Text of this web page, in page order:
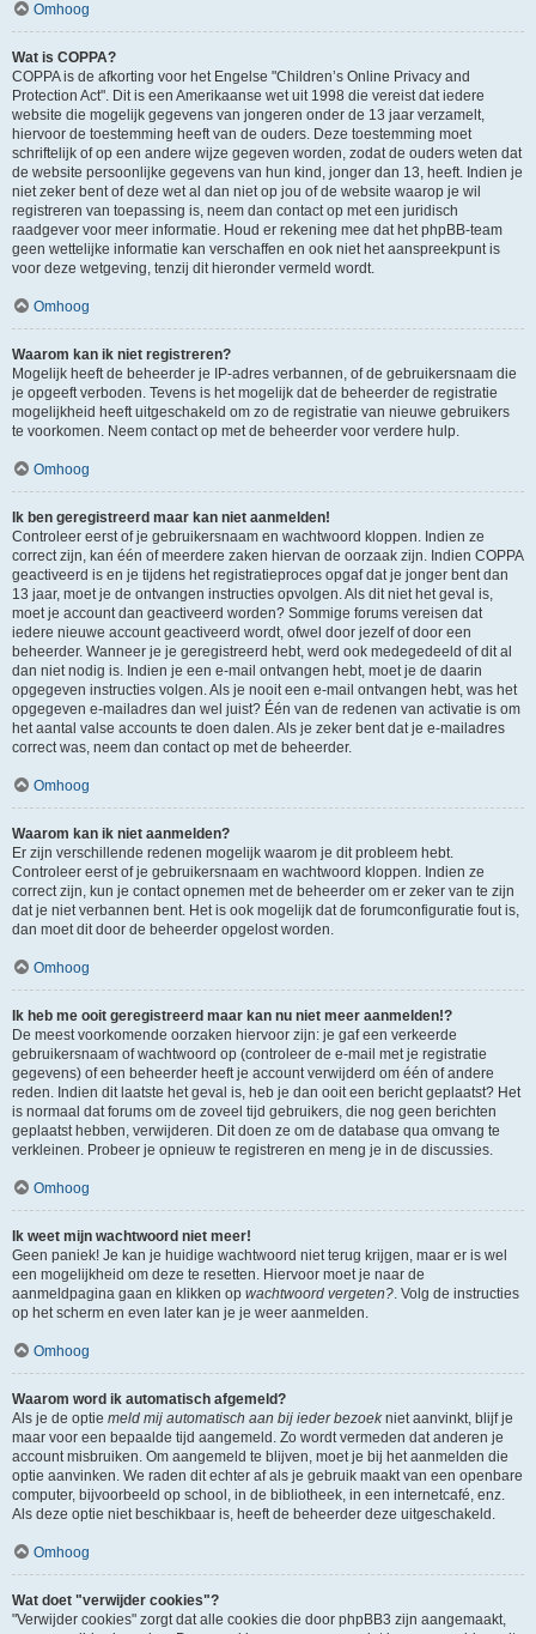
Omhoog
Wat is COPPA?
COPPA is de afkorting voor het Engelse "Children’s Online Privacy and
Protection Act". Dit is een Amerikaanse wet uit 1998 die vereist dat iedere
website die mogelijk gegevens van jongeren onder de 13 jaar verzamelt,
hiervoor de toestemming heeft van de ouders. Deze toestemming moet
schriftelijk of op een andere wijze gegeven worden, zodat de ouders weten dat
de website persoonlijke gegevens van hun kind, jonger dan 13, heeft. Indien je
niet zeker bent of deze wet al dan niet op jou of de website waarop je wil
registreren van toepassing is, neem dan contact op met een juridisch
raadgever voor meer informatie. Houd er rekening mee dat het phpBB-team
geen wettelijke informatie kan verschaffen en ook niet het aanspreekpunt is
voor deze wetgeving, tenzij dit hieronder vermeld wordt.
Omhoog
Waarom kan ik niet registreren?
Mogelijk heeft de beheerder je IP-adres verbannen, of de gebruikersnaam die
je opgeeft verboden. Tevens is het mogelijk dat de beheerder de registratie
mogelijkheid heeft uitgeschakeld om zo de registratie van nieuwe gebruikers
te voorkomen. Neem contact op met de beheerder voor verdere hulp.
Omhoog
Ik ben geregistreerd maar kan niet aanmelden!
Controleer eerst of je gebruikersnaam en wachtwoord kloppen. Indien ze
correct zijn, kan één of meerdere zaken hiervan de oorzaak zijn. Indien COPPA
geactiveerd is en je tijdens het registratieproces opgaf dat je jonger bent dan
13 jaar, moet je de ontvangen instructies opvolgen. Als dit niet het geval is,
moet je account dan geactiveerd worden? Sommige forums vereisen dat
iedere nieuwe account geactiveerd wordt, ofwel door jezelf of door een
beheerder. Wanneer je je geregistreerd hebt, werd ook medegedeeld of dit al
dan niet nodig is. Indien je een e-mail ontvangen hebt, moet je de daarin
opgegeven instructies volgen. Als je nooit een e-mail ontvangen hebt, was het
opgegeven e-mailadres dan wel juist? Één van de redenen van activatie is om
het aantal valse accounts te doen dalen. Als je zeker bent dat je e-mailadres
correct was, neem dan contact op met de beheerder.
Omhoog
Waarom kan ik niet aanmelden?
Er zijn verschillende redenen mogelijk waarom je dit probleem hebt.
Controleer eerst of je gebruikersnaam en wachtwoord kloppen. Indien ze
correct zijn, kun je contact opnemen met de beheerder om er zeker van te zijn
dat je niet verbannen bent. Het is ook mogelijk dat de forumconfiguratie fout is,
dan moet dit door de beheerder opgelost worden.
Omhoog
Ik heb me ooit geregistreerd maar kan nu niet meer aanmelden!?
De meest voorkomende oorzaken hiervoor zijn: je gaf een verkeerde
gebruikersnaam of wachtwoord op (controleer de e-mail met je registratie
gegevens) of een beheerder heeft je account verwijderd om één of andere
reden. Indien dit laatste het geval is, heb je dan ooit een bericht geplaatst? Het
is normaal dat forums om de zoveel tijd gebruikers, die nog geen berichten
geplaatst hebben, verwijderen. Dit doen ze om de database qua omvang te
verkleinen. Probeer je opnieuw te registreren en meng je in de discussies.
Omhoog
Ik weet mijn wachtwoord niet meer!
Geen paniek! Je kan je huidige wachtwoord niet terug krijgen, maar er is wel
een mogelijkheid om deze te resetten. Hiervoor moet je naar de
aanmeldpagina gaan en klikken op wachtwoord vergeten?. Volg de instructies
op het scherm en even later kan je je weer aanmelden.
Omhoog
Waarom word ik automatisch afgemeld?
Als je de optie meld mij automatisch aan bij ieder bezoekniet aanvinkt, blijf je
maar voor een bepaalde tijd aangemeld. Zo wordt vermeden dat anderen je
account misbruiken. Om aangemeld te blijven, moet je bij het aanmelden die
optie aanvinken. We raden dit echter af als je gebruik maakt van een openbare
computer, bijvoorbeeld op school, in de bibliotheek, in een internetcafé, enz.
Als deze optie niet beschikbaar is, heeft de beheerder deze uitgeschakeld.
Omhoog
Wat doet "verwijder cookies"?
"Verwijder cookies" zorgt dat alle cookies die door phpBB3 zijn aangemaakt,